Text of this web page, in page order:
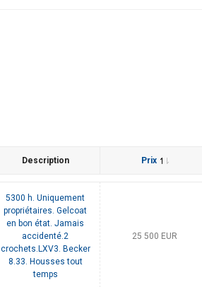
Description Prix
5300 h. Uniquement
propriétaires. Gelcoat
en bon état. Jamais
accidenté.2
crochets.LXV3. Becker
8.33. Housses tout
temps
25 500 EUR